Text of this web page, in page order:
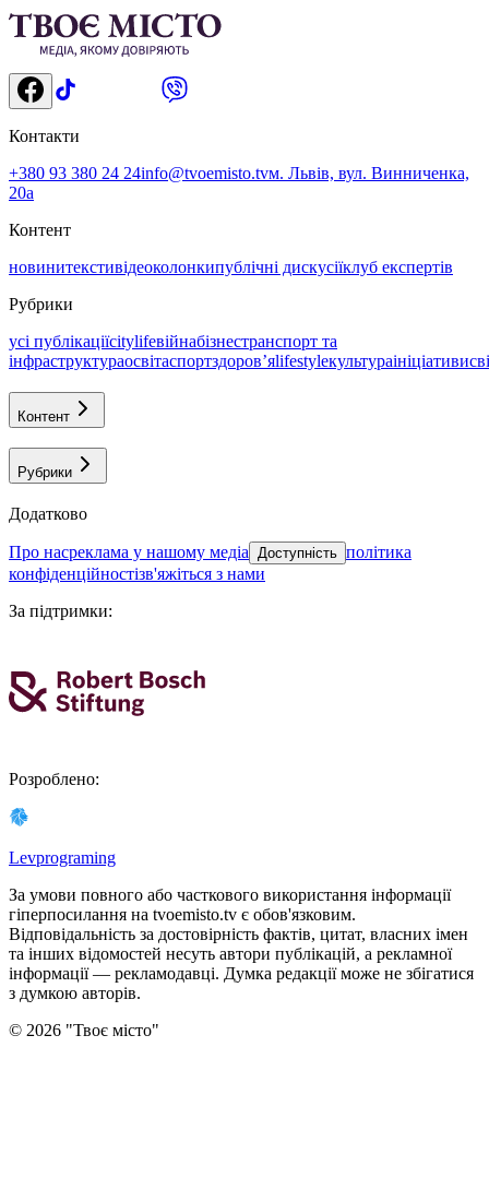
Контакти
+380 93 380 24 24info@tvoemisto.tvм. Львів, вул. Винниченка,
20а
Контент
новинитекстивідеоколонкипублічні дискусіїклуб експертів
Рубрики
усі публікаціїcitylifeвійнабізнестранспорт та
інфраструктураосвітаспортздоровʼяlifestyleкультураініціативи
Контент
Рубрики
Додатково
про насреклама у нашому медіа Доступність політика
конфіденційностізв'яжіться з нами
За підтримки:
Розроблено:
Levprograming
За умови повного або часткового використання iнформацiї
гіперпосилання на tvoemisto.tv є обов'язковим.
Відповідальність за достовірність фактів, цитат, власних імен
та інших відомостей несуть автори публікацій, а рекламної
інформації — рекламодавці. Думка редакцiї може не збiгатися
з думкою авторiв.
© 2026 "Твоє місто"